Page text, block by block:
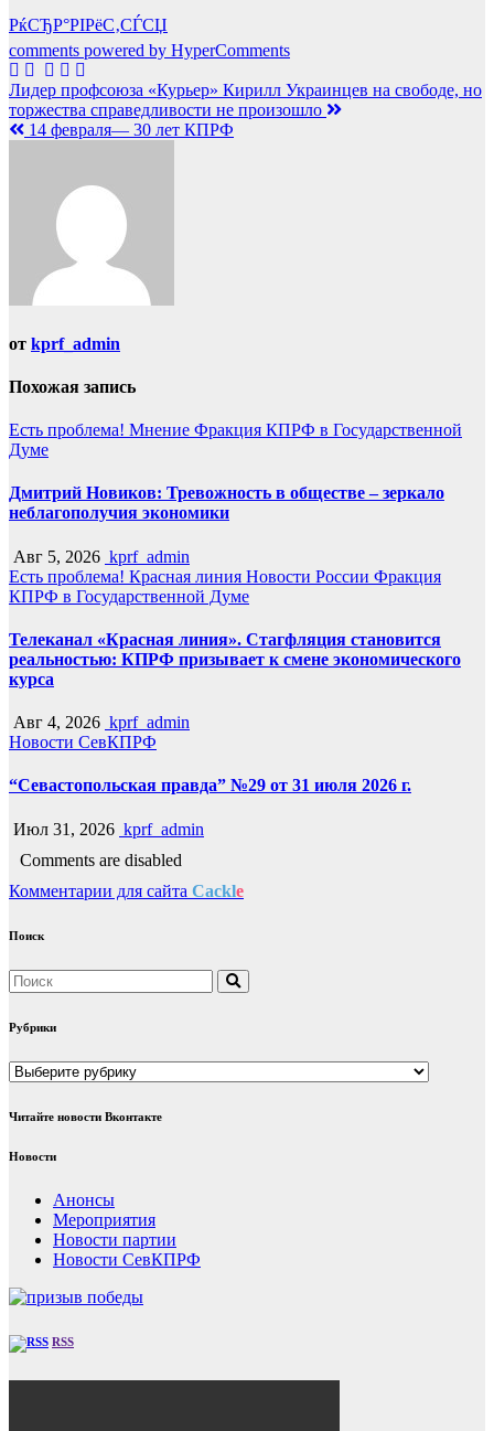
РќСЂР°РІРёС‚СЃСЏ
comments powered by HyperComments
Навигация
по
Лидер профсоюза «Курьер» Кирилл Украинцев на свободе, но
торжества справедливости не произошло
14 февраля— 30 лет КПРФ
от kprf_admin
Похожая запись
Есть проблема! Мнение Фракция КПРФ в Государственной
Думе
Дмитрий Новиков: Тревожность в обществе – зеркало
неблагополучия экономики
Авг 5, 2026 kprf_admin
Есть проблема! Красная линия Новости России Фракция
КПРФ в Государственной Думе
Телеканал «Красная линия». Стагфляция становится
реальностью: КПРФ призывает к смене экономического
курса
Авг 4, 2026 kprf_admin
Новости СевКПРФ
“Севастопольская правда” №29 от 31 июля 2026 г.
Июл 31, 2026 kprf_admin
Comments are disabled
Комментарии для сайта Cackle
Поиск
Рубрики
Рубрики
Читайте новости Вконтакте
Новости
Анонсы
Мероприятия
Новости партии
Новости СевКПРФ
RSS